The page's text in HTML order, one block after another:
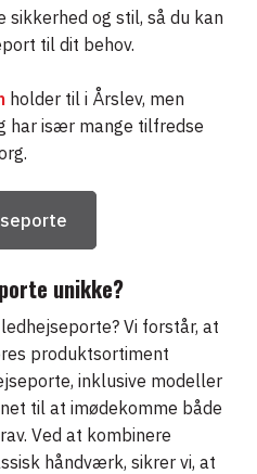
og stil, så du kan
til dit behov.
holder til i Årslev, men
har især mange tilfredse
unikke?
Vi forstår, at
produktsortiment
inklusive modeller
til at imødekomme både
Ved at kombinere
håndværk, sikrer vi, at